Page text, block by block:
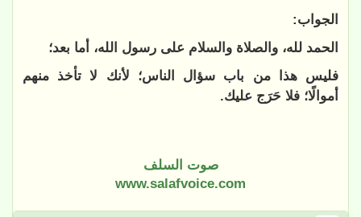
الجواب:
الحمد لله، والصلاة والسلام على رسول الله، أما بعد؛
فليس هذا من باب سؤال الناس؛ لأنك لا تأخذ منهم
أموالًا؛ فلا حَرَج عليك.
صوت السلف
www.salafvoice.com